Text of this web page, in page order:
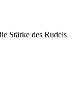
Stärke des Rudels